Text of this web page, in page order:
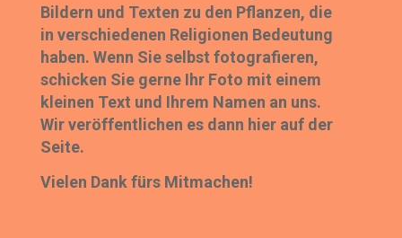
Bildern und Texten zu den Pflanzen, die
in verschiedenen Religionen Bedeutung
haben. Wenn Sie selbst fotografieren,
schicken Sie gerne Ihr Foto mit einem
kleinen Text und Ihrem Namen an uns.
Wir veröffentlichen es dann hier auf der
Seite.
Vielen Dank fürs Mitmachen!